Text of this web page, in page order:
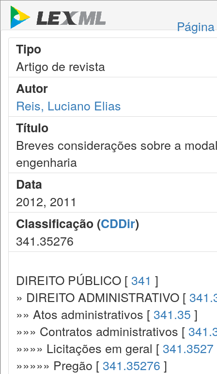
Tipo
Artigo de revista
Autor
Reis, Luciano Elias
Título
Breves considerações sobre a
engenharia
Data
2012, 2011
Classificação (CDDir)
341.35276
DIREITO PÚBLICO [ 341 ]
» DIREITO ADMINISTRATIVO [
»» Atos administrativos [ 341.35 ]
»»» Contratos administrativos [
»»»» Licitações em geral [ 341.3527
»»»»» Pregão [ 341.35276 ]